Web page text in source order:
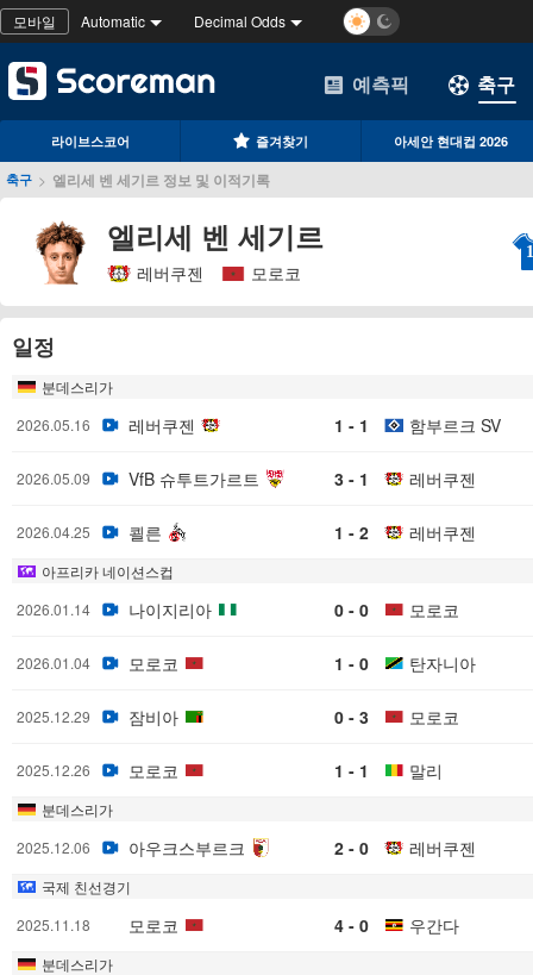
모바일 Automatic Decimal Odds
예측픽 축구
라이브스코어 즐겨찾기 아세안 현대컵 2026
축구 > 엘리세 벤 세기르 정보 및 이적기록
엘리세 벤 세기르
레버쿠젠 모로코
일정
분데스리가
2026.05.16
레버쿠젠 1 - 1 함부르크 SV
2026.05.09 VfB 슈투트가르트 3 - 1 레버쿠젠
2026.04.25 쾰른 1 - 2 레버쿠젠
아프리카 네이션스컵
2026.01.14
나이지리아 0 - 0 모로코
2026.01.04 모로코 1 - 0 탄자니아
2025.12.29 잠비아 0 - 3 모로코
2025.12.26 모로코 1 - 1 말리
분데스리가
2025.12.06
아우크스부르크 2 - 0 레버쿠젠
국제 친선경기
2025.11.18
모로코 4 - 0 우간다
분데스리가